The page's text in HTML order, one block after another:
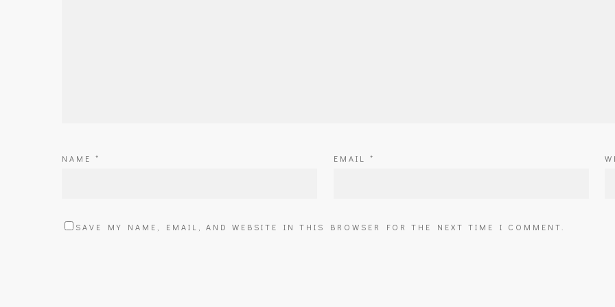
NAME * EMAIL *
SAVE MY NAME, EMAIL, AND WEBSITE IN THIS BROWSER FOR THE NEXT TIME I COMMENT.